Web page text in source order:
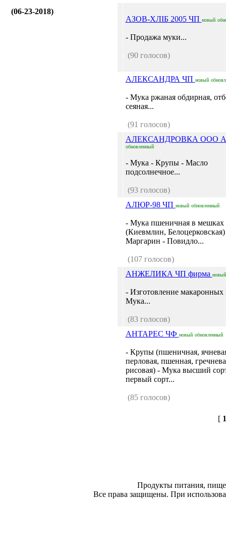
(06-23-2018)
АЗОВ-ХЛІБ 2005 ЧП новый
- Продажа муки...
(90 голосов)
АЛЕКСАНДРА ЧП новый
- Мука ржаная обдирная,
сеяная...
(91 голосов)
АЛЕКСАНДРОВКА ООО
обновленный
- Мука - Крупы - Масло
подсолнечное...
(93 голосов)
АЛЮР-98 ЧП новый обновленный
- Мука пшеничная в мешках
(Киевмлин,
Маргарин - Повидло...
(107 голосов)
АНЖЕЛИКА ЧП фирма новый
- Изготовление макаронных
Мука...
(83 голосов)
АНТАРЕС ЧФ новый обновленный
- Крупы (пшеничная,
перловая, пшенная,
рисовая) - Мука высший
первый сорт...
(85 голосов)
[ 1
Продукты питания,
Все права защищены. При